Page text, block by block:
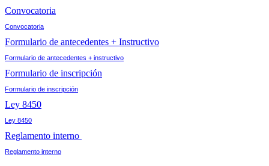
Convocatoria
Convocatoria
Formulario de antecedentes + Instructivo
Formulario de antecedentes + instructivo
Formulario de inscripción
Formulario de inscripción
Ley 8450
Ley 8450
Reglamento interno
Reglamento interno